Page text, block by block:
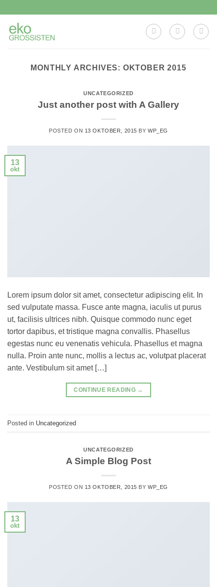
content
MONTHLY ARCHIVES: OKTOBER 2015
UNCATEGORIZED
Just another post with A Gallery
POSTED ON 13 OKTOBER, 2015 BY WP_EG
13
okt
Lorem ipsum dolor sit amet, consectetur adipiscing elit. In
sed vulputate massa. Fusce ante magna, iaculis ut purus
ut, facilisis ultrices nibh. Quisque commodo nunc eget
tortor dapibus, et tristique magna convallis. Phasellus
egestas nunc eu venenatis vehicula. Phasellus et magna
nulla. Proin ante nunc, mollis a lectus ac, volutpat placerat
ante. Vestibulum sit amet […]
CONTINUE READING →
Posted in Uncategorized
UNCATEGORIZED
A Simple Blog Post
POSTED ON 13 OKTOBER, 2015 BY WP_EG
13
okt